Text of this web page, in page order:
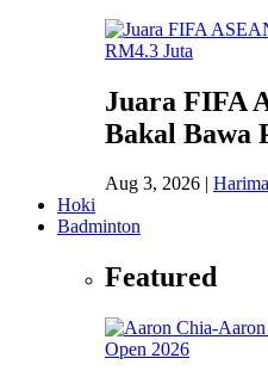
Juara FIFA
Bakal Bawa
Aug 3, 2026 |
Hoki
Badminton
Featured